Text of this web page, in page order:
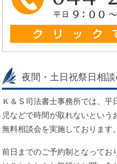
夜間・土日祝祭日相
Ｋ＆Ｓ司法書士事務所では、
児などで時間が取れないという
無料相談会を実施しております。
前日までのご予約制となってお